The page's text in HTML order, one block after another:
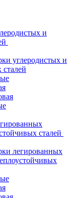
и
углеродистых и
сталей
легированных